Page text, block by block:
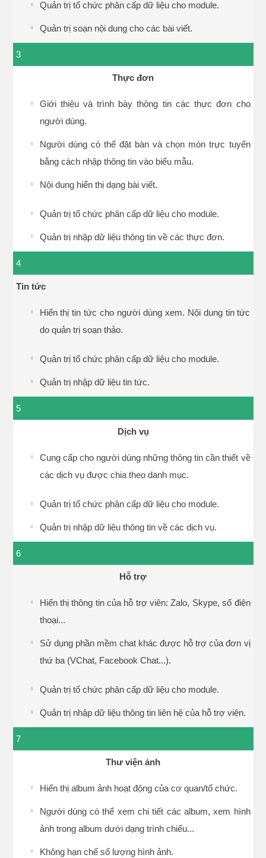
Quản trị tổ chức phân cấp dữ liệu cho module.
Quản trị soạn nội dung cho các bài viết.
3
Thực đơn
Giới thiệu và trình bày thông tin các thực đơn cho
người dùng.
Người dùng có thể đặt bàn và chọn món trực tuyến
bằng cách nhập thông tin vào biểu mẫu.
Nội dung hiển thị dạng bài viết.
Quản trị tổ chức phân cấp dữ liệu cho module.
Quản trị nhập dữ liệu thông tin về các thực đơn.
4
Tin tức
Hiển thị tin tức cho người dùng xem. Nội dung tin tức
do quản trị soạn thảo.
Quản trị tổ chức phân cấp dữ liệu cho module.
Quản trị nhập dữ liệu tin tức.
5
Dịch vụ
Cung cấp cho người dùng những thông tin cần thiết về
các dịch vụ được chia theo danh mục.
Quản trị tổ chức phân cấp dữ liệu cho module.
Quản trị nhập dữ liệu thông tin về các dịch vụ.
6
Hỗ trợ
Hiển thị thông tin của hỗ trợ viên: Zalo, Skype, số điện
thoại...
Sử dụng phần mềm chat khác được hỗ trợ của đơn vị
thứ ba (VChat, Facebook Chat...).
Quản trị tổ chức phân cấp dữ liệu cho module.
Quản trị nhập dữ liệu thông tin liên hệ của hỗ trợ viên.
7
Thư viện ảnh
Hiển thị album ảnh hoạt động của cơ quan/tổ chức.
Người dùng có thể xem chi tiết các album, xem hình
ảnh trong album dưới dạng trình chiếu...
Không hạn chế số lượng hình ảnh.